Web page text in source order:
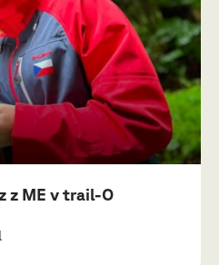
z ME v trail-O